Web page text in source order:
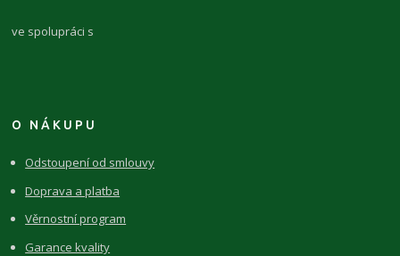
ve spolupráci s
O NÁKUPU
Odstoupení od smlouvy
Doprava a platba
Věrnostní program
Garance kvality